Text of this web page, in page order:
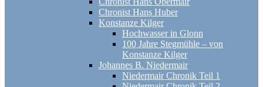
Chronist Hans Huber
Konstanze Kilger
Hochwasser in Glonn
100 Jahre Stegmühle – von
Konstanze Kilger
Johannes B. Niedermair
Niedermair Chronik Teil 1